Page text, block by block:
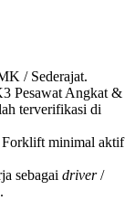
/ Sederajat.
Pesawat Angkat &
terverifikasi di
minimal aktif
sebagai driver/